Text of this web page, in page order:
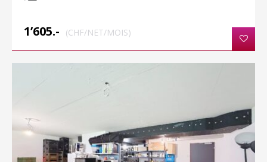
1’605.- (CHF/NET/MOIS)